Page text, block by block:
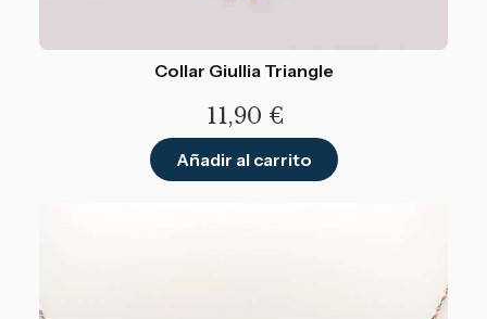
Collar Giullia Triangle
11,90 €
Añadir al carrito